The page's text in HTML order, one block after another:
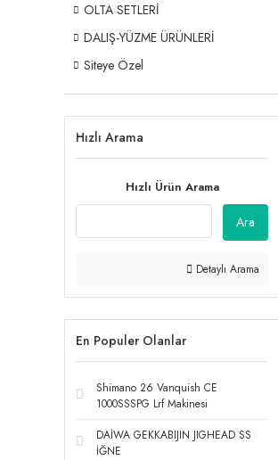
OLTA SETLERİ
DALIŞ-YÜZME ÜRÜNLERİ
Siteye Özel
Hızlı Arama
Hızlı Ürün Arama
Ara
Detaylı Arama
En Populer Olanlar
Shimano 26 Vanquish CE
1000SSSPG Lrf Makinesi
DAİWA GEKKABIJIN JIGHEAD SS
İĞNE